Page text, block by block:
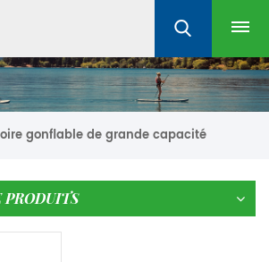
gonflable de grande capacité
PRODUITS